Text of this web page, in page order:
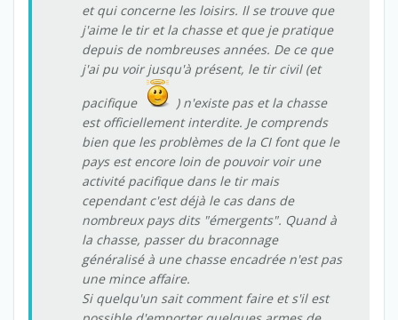
et qui concerne les loisirs. Il se trouve que
j'aime le tir et la chasse et que je pratique
depuis de nombreuses années. De ce que
j'ai pu voir jusqu'à présent, le tir civil (et
pacifique
) n'existe pas et la chasse
est officiellement interdite. Je comprends
bien que les problèmes de la CI font que le
pays est encore loin de pouvoir voir une
activité pacifique dans le tir mais
cependant c'est déjà le cas dans de
nombreux pays dits "émergents". Quand à
la chasse, passer du braconnage
généralisé à une chasse encadrée n'est pas
une mince affaire.
Si quelqu'un sait comment faire et s'il est